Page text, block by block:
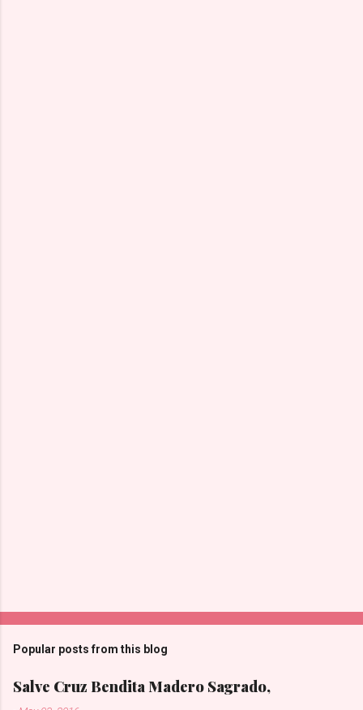
Popular posts from this blog
Salve Cruz Bendita Madero Sagrado,